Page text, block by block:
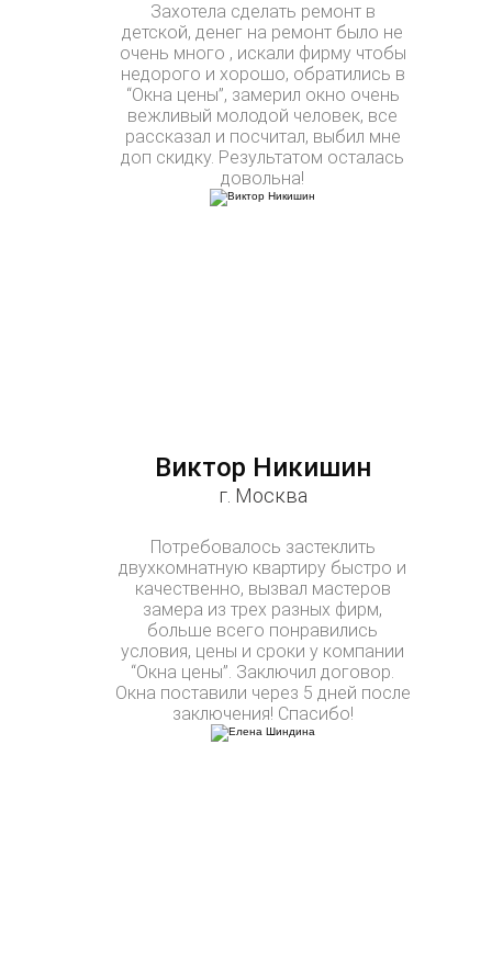
Захотела сделать ремонт в
детской, денег на ремонт было не
очень много , искали фирму чтобы
недорого и хорошо, обратились в
“Окна цены”, замерил окно очень
вежливый молодой человек, все
рассказал и посчитал, выбил мне
доп скидку. Результатом осталась
довольна!
Виктор Никишин
г. Москва
Потребовалось застеклить
двухкомнатную квартиру быстро и
качественно, вызвал мастеров
замера из трех разных фирм,
больше всего понравились
условия, цены и сроки у компании
“Окна цены”. Заключил договор.
Окна поставили через 5 дней после
заключения! Спасибо!